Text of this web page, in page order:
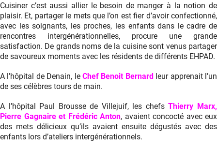
Cuisiner c’est aussi allier le besoin de manger à la notion de
plaisir. Et, partager le mets que l’on est fier d’avoir confectionné,
avec les soignants, les proches, les enfants dans le cadre de
rencontres intergénérationnelles, procure une grande
satisfaction. De grands noms de la cuisine sont venus partager
de savoureux moments avec les résidents de différents EHPAD.
A l’hôpital de Denain, le Chef Benoit Bernardleur apprenait l’un
de ses célèbres tours de main.
A l’hôpital Paul Brousse de Villejuif, les chefsThierry Marx,
Pierre Gagnaire et Frédéric Anton, avaient concocté avec eux
des mets délicieux qu’ils avaient ensuite dégustés avec des
enfants lors d’ateliers intergénérationnels.